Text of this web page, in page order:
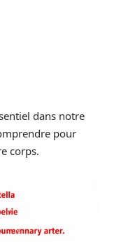
dans notre
pour
corps.